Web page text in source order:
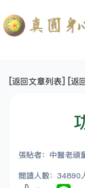
[返回文章列表] [返
張貼者：中醫老頑
閱讀人數：